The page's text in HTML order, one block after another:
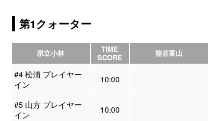
第1クォーター
県立小林
TIME
SCORE
龍谷富山
#4 松浦 プレイヤー
イン
10:00
#5 山方 プレイヤー
イン
10:00